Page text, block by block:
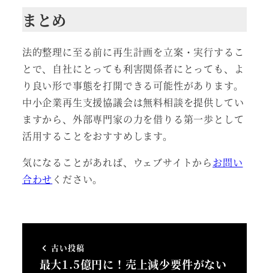
まとめ
法的整理に至る前に再生計画を立案・実行するこ
とで、自社にとっても利害関係者にとっても、よ
り良い形で事態を打開できる可能性があります。
中小企業再生支援協議会は無料相談を提供してい
ますから、外部専門家の力を借りる第一歩として
活用することをおすすめします。
気になることがあれば、ウェブサイトからお問い
合わせ ください。
古い投稿
最大1.5億円に！売上減少要件がない